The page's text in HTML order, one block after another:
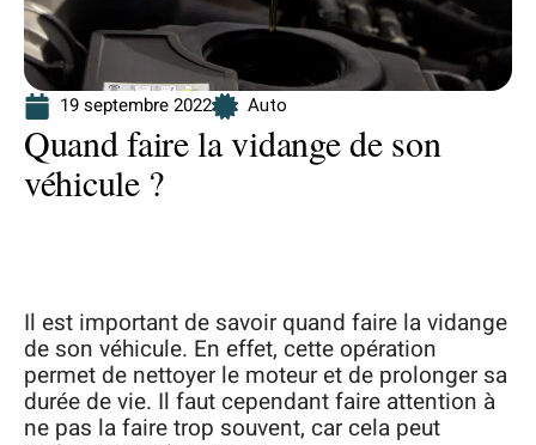
19 septembre 2022 Auto
Quand faire la vidange de son
véhicule ?
Il est important de savoir quand faire la vidange
de son véhicule. En effet, cette opération
permet de nettoyer le moteur et de prolonger sa
durée de vie. Il faut cependant faire attention à
ne pas la faire trop souvent, car cela peut